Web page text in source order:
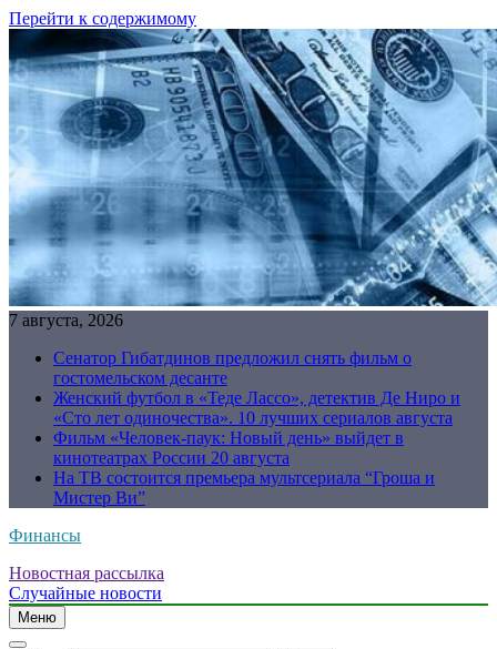
Перейти к содержимому
7 августа, 2026
Сенатор Гибатдинов предложил снять фильм о
гостомельском десанте
Женский футбол в «Теде Лассо», детектив Де Ниро и
«Сто лет одиночества». 10 лучших сериалов августа
Фильм «Человек-паук: Новый день» выйдет в
кинотеатрах России 20 августа
На ТВ состоится премьера мультсериала “Гроша и
Мистер Ви”
Финансы
Новостная рассылка
Случайные новости
Меню